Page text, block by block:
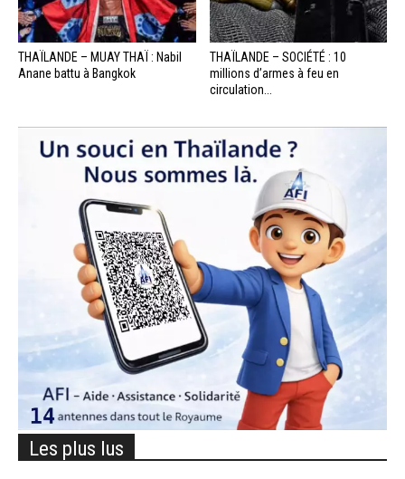
THAÏLANDE – MUAY THAÏ : Nabil
Anane battu à Bangkok
THAÏLANDE – SOCIÉTÉ : 10
millions d’armes à feu en
circulation...
Les plus lus